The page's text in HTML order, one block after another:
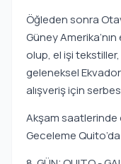
Öğleden sonra
Güney
olup, el işi
geleneksel
alışveriş için
Akşam saatlerinde
Geceleme